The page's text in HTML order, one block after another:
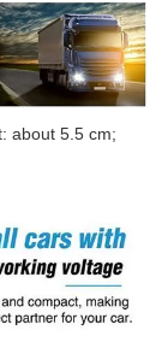
about 5.5 cm;